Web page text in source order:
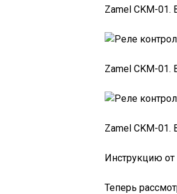
Zamel CKM-01.
Zamel CKM-01.
Zamel CKM-01.
Инструкцию от
Теперь